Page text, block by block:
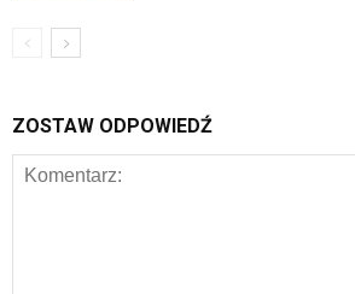
ZOSTAW ODPOWIEDŹ